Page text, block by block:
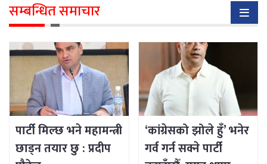
सम्बन्धित समाचार
पार्टी मिल्छ भने महामन्त्री
छाड्न तयार छु : प्रदीप
‘कांग्रेसको झोले हुँ’ भनेर
गर्व गर्न सक्ने पार्टी